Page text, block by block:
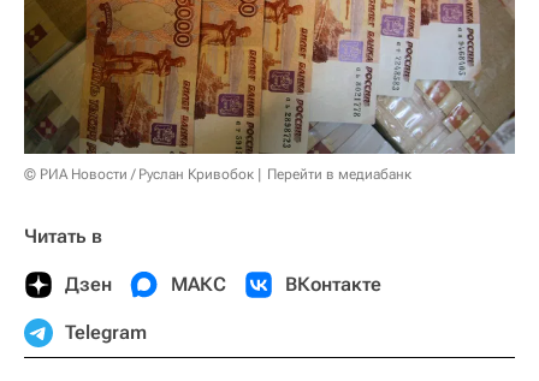
© РИА Новости / Руслан Кривобок Перейти в медиабанк
Читать в
Дзен МАКС ВКонтакте
Telegram